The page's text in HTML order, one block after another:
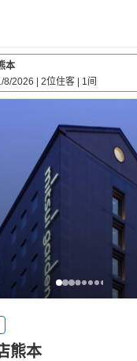
本
8/2026 2位住客 1间
熊本